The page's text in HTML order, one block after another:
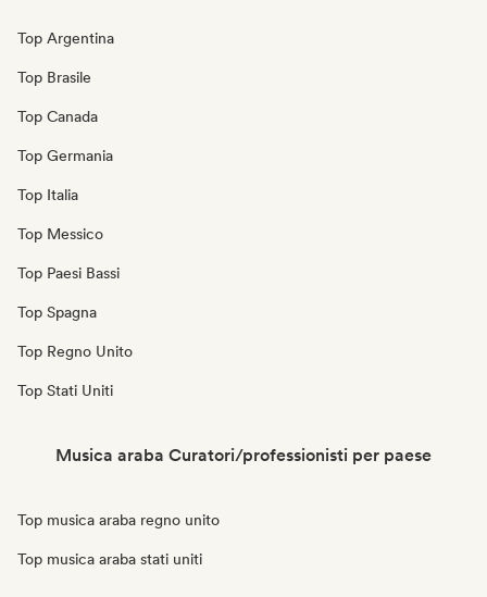
Top Argentina
Top Brasile
Top Canada
Top Germania
Top Italia
Top Messico
Top Paesi Bassi
Top Spagna
Top Regno Unito
Top Stati Uniti
Musica araba Curatori/professionisti per paese
Top musica araba regno unito
Top musica araba stati uniti